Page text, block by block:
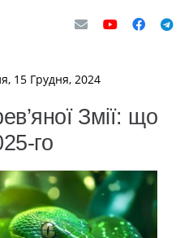
15 Грудня, 2024
Змії: що
го